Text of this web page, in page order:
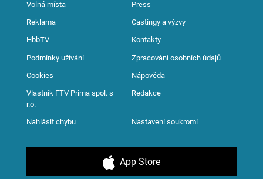
Volná místa Press
Reklama Castingy a výzvy
HbbTV Kontakty
Podmínky užívání Zpracování osobních údajů
Cookies Nápověda
Vlastník FTV Prima spol. s
r.o.
Redakce
Nahlásit chybu Nastavení soukromí
App Store